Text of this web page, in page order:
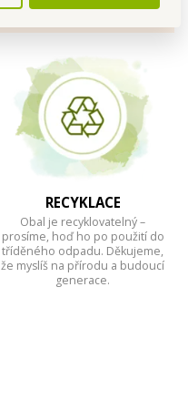
RECYKLACE
Obal je recyklovatelný –
prosíme, hoď ho po použití do
tříděného odpadu. Děkujeme,
že myslíš na přírodu a budoucí
generace.